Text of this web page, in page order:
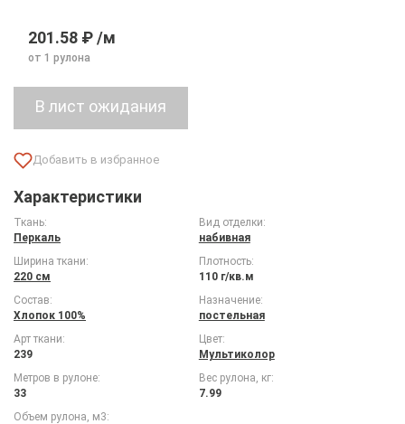
201.58 ₽ /м
от 1 рулона
Характеристики
Ткань:
Перкаль
Вид отделки:
набивная
Ширина ткани:
220 см
Плотность:
110 г/кв.м
Состав:
Хлопок 100%
Назначение:
постельная
Арт ткани:
239
Цвет:
Мультиколор
Метров в рулоне:
33
Вес рулона, кг:
7.99
Объем рулона, м3: